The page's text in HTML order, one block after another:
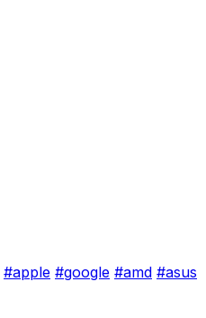
#apple #google #amd #asus